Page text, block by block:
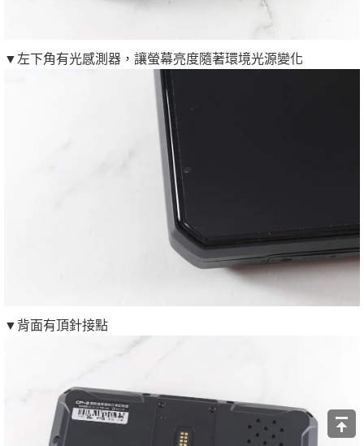
▼左下角有光感測器，讓螢幕亮度隨著環境光源變化
▼背面有頂針接點